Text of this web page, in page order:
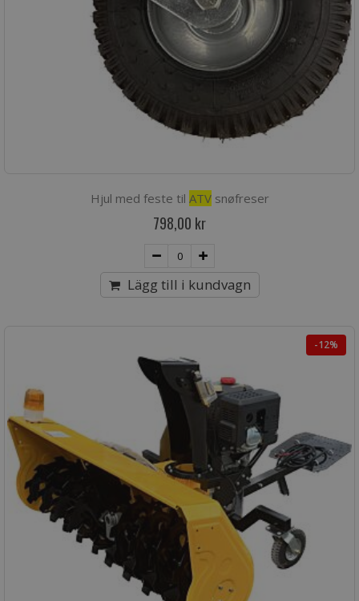
Hjul med feste til ATVsnøfreser
798,00 kr
Lägg till i kundvagn
-12%